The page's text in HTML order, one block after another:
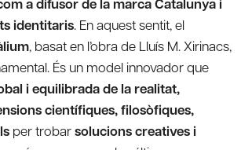
identitaris. En aquest sentit, el
, basat en l’obra de Lluís M. Xirinacs,
És un model innovador que
i equilibrada de la realitat,
científiques, filosòfiques,
per trobarsolucions creatives i